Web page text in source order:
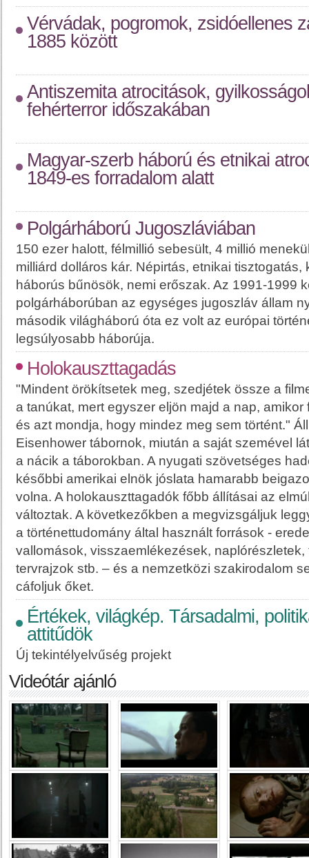
Vérvádak, pogromok, zsidóellenes
1885 között
Antiszemita atrocitások,
fehérterror időszakában
Magyar-szerb háború és etnikai
1849-es forradalom alatt
Polgárháború Jugoszláviában
150 ezer halott, félmillió sebesült, 4 millió
milliárd dolláros kár. Népirtás, etnikai
háborús bűnösök, nemi erőszak. Az 1991-1999
polgárháborúban az egységes jugoszláv állam
második világháború óta ez volt az európai
legsúlyosabb háborúja.
Holokauszttagadás
"Mindent örökítsetek meg, szedjétek össze a
a tanúkat, mert egyszer eljön majd a nap, amikor
és azt mondja, hogy mindez meg sem történt."
Eisenhower tábornok, miután a saját szemével
a nácik a táborokban. A nyugati szövetséges
későbbi amerikai elnök jóslata hamarabb
volna. A holokauszttagadók főbb állításai az
változtak. A következőkben a megvizsgáljuk
a történettudomány által használt források -
vallomások, visszaemlékezések, naplórészletek,
tervrajzok stb. – és a nemzetközi szakirodalom
cáfoljuk őket.
Értékek, világkép. Társadalmi,
attitűdök
Új tekintélyelvűség projekt
Videótár ajánló